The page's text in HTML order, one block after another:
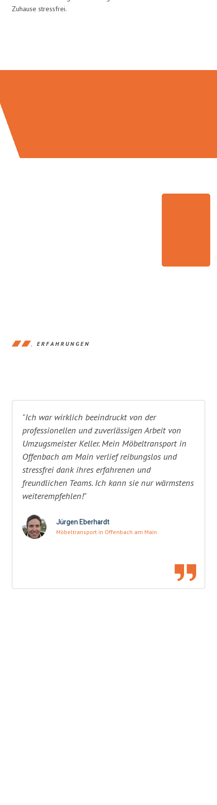
Zuhause stressfrei.
ERFAHRUNGEN
"Ich war wirklich beeindruckt von der
professionellen und zuverlässigen Arbeit von
Umzugsmeister Keller. Mein Möbeltransport in
Offenbach am Main verlief reibungslos und
stressfrei dank ihres erfahrenen und
freundlichen Teams. Ich kann sie nur wärmstens
weiterempfehlen!"
Jürgen Eberhardt
Möbeltransport in Offenbach am Main